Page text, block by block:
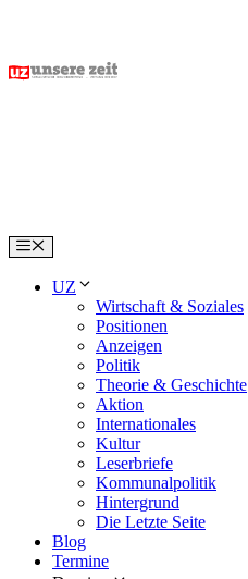
content
Menu
UZ
Wirtschaft & Soziales
Positionen
Anzeigen
Politik
Theorie & Geschichte
Aktion
Internationales
Kultur
Leserbriefe
Kommunalpolitik
Hintergrund
Die Letzte Seite
Blog
Termine